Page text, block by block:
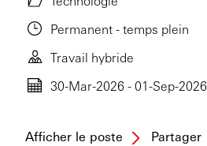
Permanent - temps plein
Travail hybride
30-Mar-2026 - 01-Sep-2026
Afficher le poste Partager